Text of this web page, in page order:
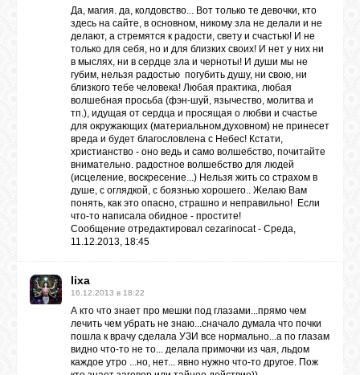
возможно, они вас остановят. Желаю всем понять, как это всё опасно,
как осуждается в христианстве (фактичски на уровне убийства
человека).
Да, магия. да, колдовство... Вот только те девочки, кто
здесь на сайте, в основном, никому зла не делали и не
делают, а стремятся к радости, свету и счастью! И не
только для себя, но и для близких своих! И нет у них ни
в мыслях, ни в сердце зла и черноты! И души мы не
губим, нельзя радостью погубить душу, ни свою, ни
близкого тебе человека! Любая практика, любая
волшебная просьба (фэн-шуй, язычество, молитва и
тп.), идущая от сердца и просящая о любви и счастье
для окружающих (материальном,духовном) не принесет
вреда и будет благословлена с Небес! Кстати,
христианство - оно ведь и само волшебство, почитайте
внимательно. радостное волшебство для людей
(исцеление, воскресение...) Нельзя жить со страхом в
душе, с оглядкой, с боязнью хорошего.. Желаю Вам
понять, как это опасно, страшно и неправильно! Если
что-то написала обидное - простите!
Сообщение отредактировал cezarinocat- Среда,
11.12.2013, 18:45
lixa
16.12.2013 в 18:22
А кто что знает про мешки под глазами...прямо чем
лечить чем убрать не знаю...сначало думала что почки
пошла к врачу сделала УЗИ все нормально...а по глазам
видно что-то не то... делала примочки из чая, льдом
каждое утро ...но, нет... явно нужно что-то другое. Пож